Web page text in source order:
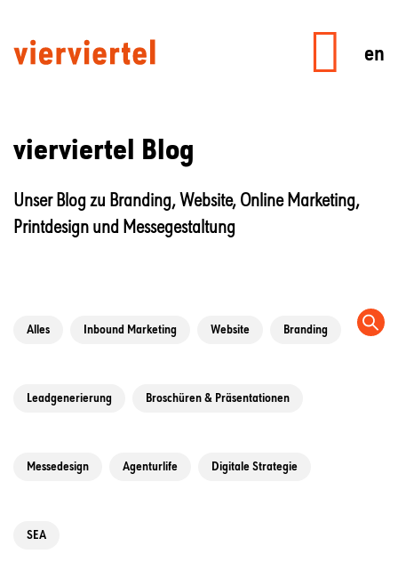
en
vierviertel Blog
Unser Blog zu Branding, Website, Online Marketing,
Printdesign und Messegestaltung
Alles Inbound Marketing Website Branding
Leadgenerierung Broschüren & Präsentationen
Messedesign Agenturlife Digitale Strategie
SEA